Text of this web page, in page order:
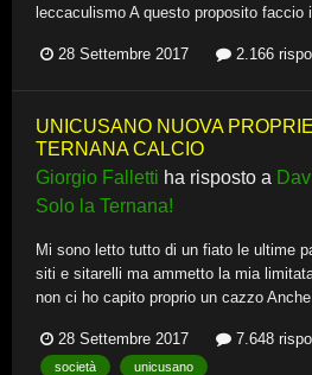
leccaculismo A questo proposito
28 Settembre 2017 2.166
UNICUSANO NUOVA
TERNANA CALCIO
Giorgio Falletti ha risposto a
Solo la Ternana!
Mi sono letto tutto di un fiato le ultime
siti e sitarelli ma ammetto la mia
non ci ho capito proprio un cazzo
28 Settembre 2017 7.648
società unicusano